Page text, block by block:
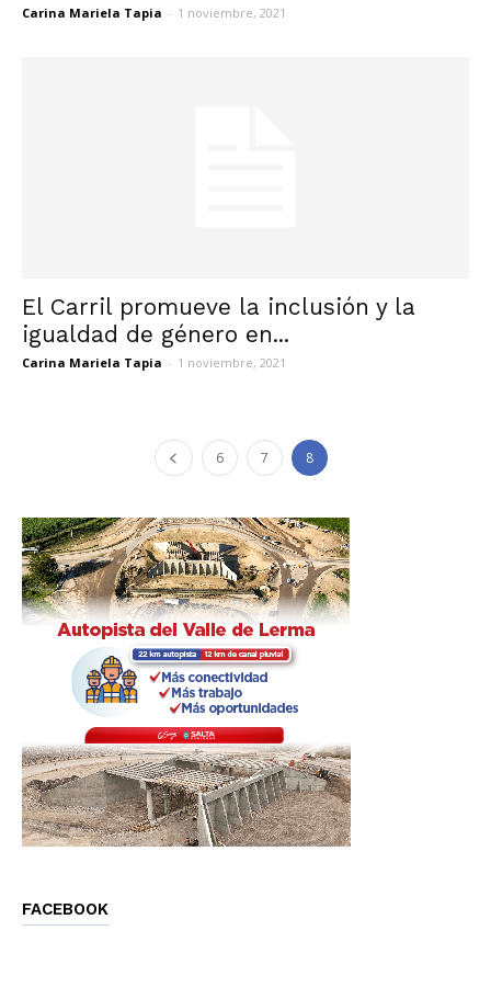
Carina Mariela Tapia - 1 noviembre, 2021
El Carril promueve la inclusión y la
igualdad de género en...
Carina Mariela Tapia - 1 noviembre, 2021
6 7 8
FACEBOOK